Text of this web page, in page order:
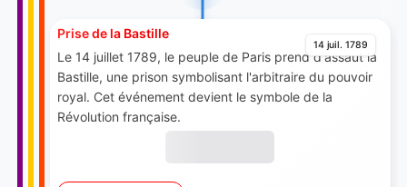
14 juil. 1789
Prise de la Bastille
Le 14 juillet 1789, le peuple de Paris prend d'assaut la
Bastille, une prison symbolisant l'arbitraire du pouvoir
royal. Cet événement devient le symbole de la
Révolution française.